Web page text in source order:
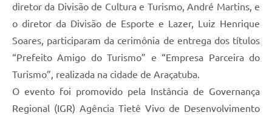
Diário Oficial
SIC
diretor da Divisão de Cultura e Turismo, André Martins, e
o diretor da Divisão de Esporte e Lazer, Luiz Henrique
Soares, participaram da cerimônia de entrega dos títulos
“Prefeito Amigo do Turismo” e “Empresa Parceira do
Turismo”, realizada na cidade de Araçatuba.
O evento foi promovido pela Instância de Governança
Regional (IGR) Agência Tietê Vivo de Desenvolvimento